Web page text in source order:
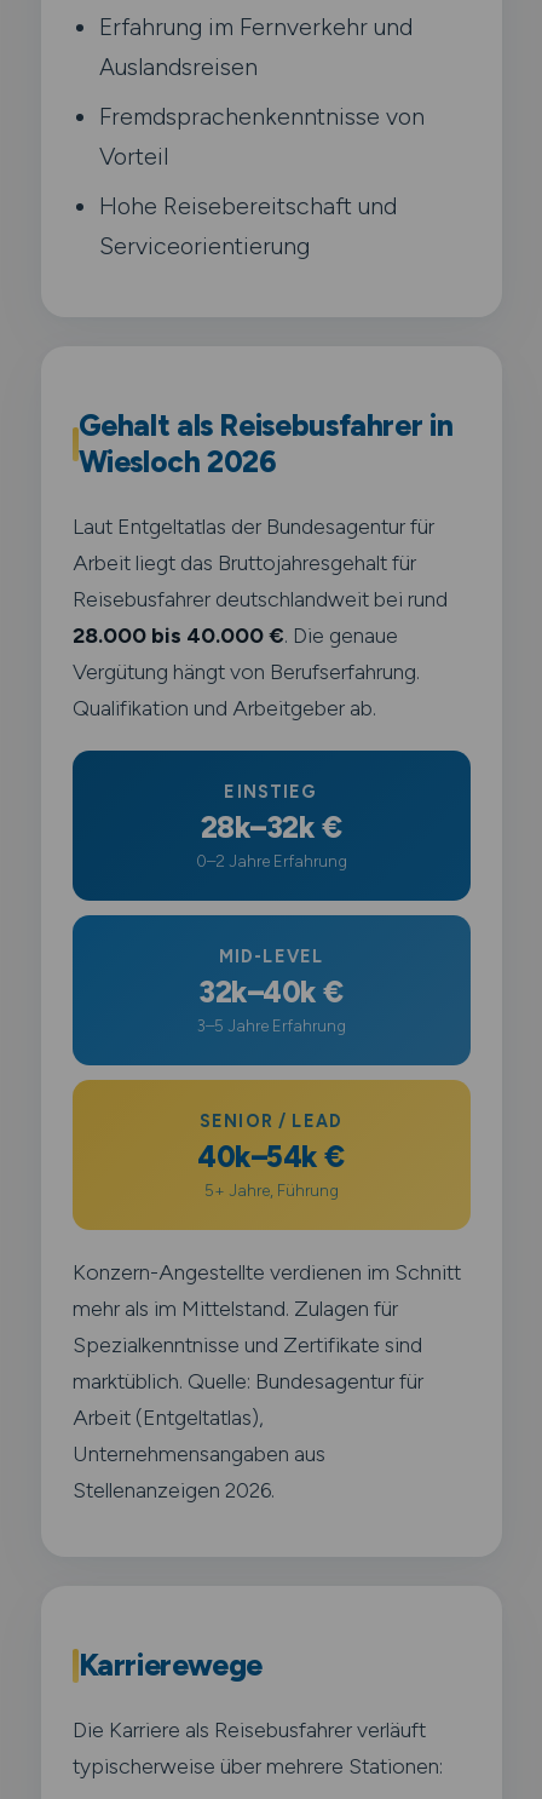
Erfahrung im Fernverkehr und
Auslandsreisen
Fremdsprachenkenntnisse von
Vorteil
Hohe Reisebereitschaft und
Serviceorientierung
Gehalt als Reisebusfahrer in
Wiesloch 2026
Laut Entgeltatlas der Bundesagentur für
Arbeit liegt das Bruttojahresgehalt für
Reisebusfahrer deutschlandweit bei rund
28.000 bis 40.000 €. Die genaue
Vergütung hängt von Berufserfahrung.
Qualifikation und Arbeitgeber ab.
EINSTIEG
28k–32k €
0–2 Jahre Erfahrung
MID-LEVEL
32k–40k €
3–5 Jahre Erfahrung
SENIOR / LEAD
40k–54k €
5+ Jahre, Führung
Konzern-Angestellte verdienen im Schnitt
mehr als im Mittelstand. Zulagen für
Spezialkenntnisse und Zertifikate sind
marktüblich. Quelle: Bundesagentur für
Arbeit (Entgeltatlas),
Unternehmensangaben aus
Stellenanzeigen 2026.
Karrierewege
Die Karriere als Reisebusfahrer verläuft
typischerweise über mehrere Stationen: